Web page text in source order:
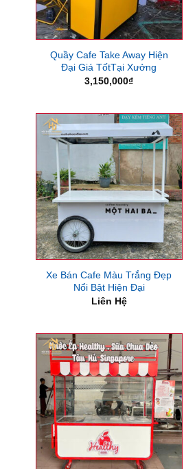
Quầy Cafe Take Away Hiện
Đại Giá TốtTại Xưởng
3,150,000₫
Xe Bán Cafe Màu Trắng Đẹp
Nổi Bật Hiện Đại
Liên Hệ